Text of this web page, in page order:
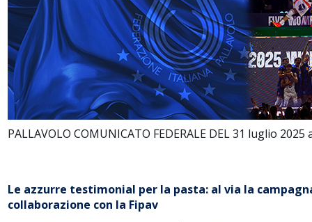
PALLAVOLO COMUNICATO FEDERALE DEL 31 luglio
Le azzurre testimonial per la pasta: al via la
collaborazione con la Fipav